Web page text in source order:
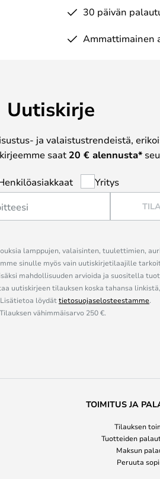
30 päivän
Ammattimainen
Uutiskirje
ja valaistustrendeistä,
saat 20 € alennusta*
Yritys
lamppujen, valaisinten, tuulettimien,
sinulle myös vain uutiskirjetilaajille
mahdollisuuden arvioida ja suositella
uutiskirjeen tilauksen koska tahansa
löydättietosuojaselosteestamme.
vähimmäisarvo 250 €.
TOIMITUS JA
Tilauksen
Tuotteiden
Maksun
Peruuta